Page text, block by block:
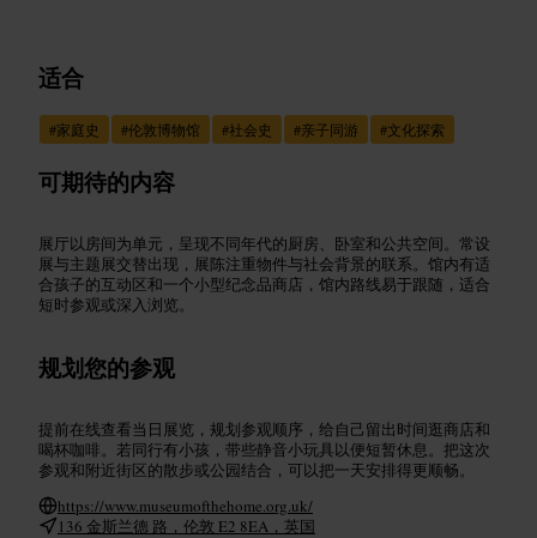
适合
#家庭史 #伦敦博物馆 #社会史 #亲子同游 #文化探索
可期待的内容
展厅以房间为单元，呈现不同年代的厨房、卧室和公共空间。常设
展与主题展交替出现，展陈注重物件与社会背景的联系。馆内有适
合孩子的互动区和一个小型纪念品商店，馆内路线易于跟随，适合
短时参观或深入浏览。
规划您的参观
提前在线查看当日展览，规划参观顺序，给自己留出时间逛商店和
喝杯咖啡。若同行有小孩，带些静音小玩具以便短暂休息。把这次
参观和附近街区的散步或公园结合，可以把一天安排得更顺畅。
https://www.museumofthehome.org.uk/
136 金斯兰德 路，伦敦 E2 8EA，英国